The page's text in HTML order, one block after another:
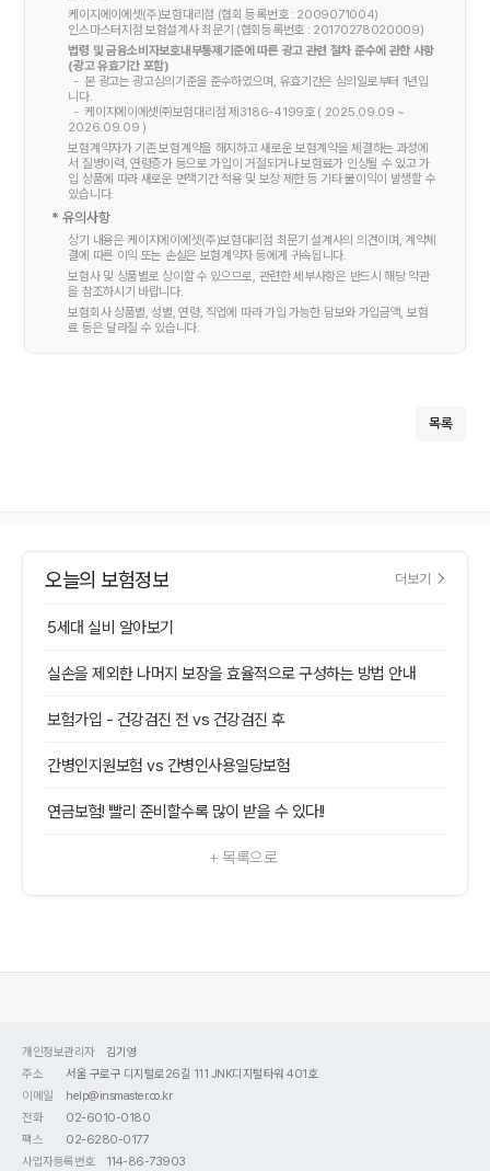
케이지에이에셋(주)보험대리점 (협회 등록번호 : 2009071004)
인스마스터지점 보험설계사최문기 (협회등록번호 : 20170278020009)
법령 및 금융소비자보호내부통제기준에 따른 광고 관련 절차 준수에 관한 사항
(광고 유효기간 포함)
본 광고는 광고심의기준을 준수하였으며, 유효기간은 심의일로부터 1년입
니다.
케이지에이에셋㈜보험대리점 제3186-4199호 ( 2025.09.09 ~
2026.09.09 )
보험계약자가 기존 보험계약을 해지하고 새로운 보험계약을 체결하는 과정에
서 질병이력, 연령증가 등으로 가입이 거절되거나 보험료가 인상될 수 있고 가
입 상품에 따라 새로운 면책기간 적용 및 보장 제한 등 기타 불이익이 발생할 수
있습니다.
* 유의사항
상기 내용은 케이지에이에셋(주)보험대리점 최문기 설계사의 의견이며, 계약체
결에 따른 이익 또는 손실은 보험계약자 등에게 귀속됩니다.
보험사 및 상품별로 상이할 수 있으므로, 관련한 세부사항은 반드시 해당 약관
을 참조하시기 바랍니다.
보험회사 상품별, 성별, 연령, 직업에 따라 가입 가능한 담보와 가입금액, 보험
료 등은 달라질 수 있습니다.
목록
오늘의 보험정보 더보기
5세대 실비 알아보기
실손을 제외한 나머지 보장을 효율적으로 구성하는 방법 안내
보험가입 - 건강검진 전 vs 건강검진 후
간병인지원보험 vs 간병인사용일당보험
연금보험! 빨리 준비할수록 많이 받을 수 있다!!
+ 목록으로
개인정보관리자
김기영
주소
서울 구로구 디지털로26길 111 JNK디지털타워 401호
이메일
help@insmaster.co.kr
전화
02-6010-0180
팩스
02-6280-0177
사업자등록번호
114-86-73903